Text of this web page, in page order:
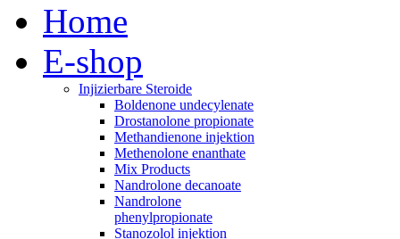
Home
E-shop
Injizierbare Steroide
Boldenone undecylenate
Drostanolone propionate
Methandienone injektion
Methenolone enanthate
Mix Products
Nandrolone decanoate
Nandrolone
phenylpropionate
Stanozolol injektion